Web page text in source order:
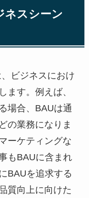
ネスシーン
ビジネスにおけ
ます。例えば、
場合、BAUは通
の業務になりま
ーケティングな
もBAUに含まれ
BAUを追求する
質向上に向けた